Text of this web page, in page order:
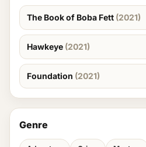
The Book of Boba Fett (2021)
Hawkeye (2021)
Foundation (2021)
Genre